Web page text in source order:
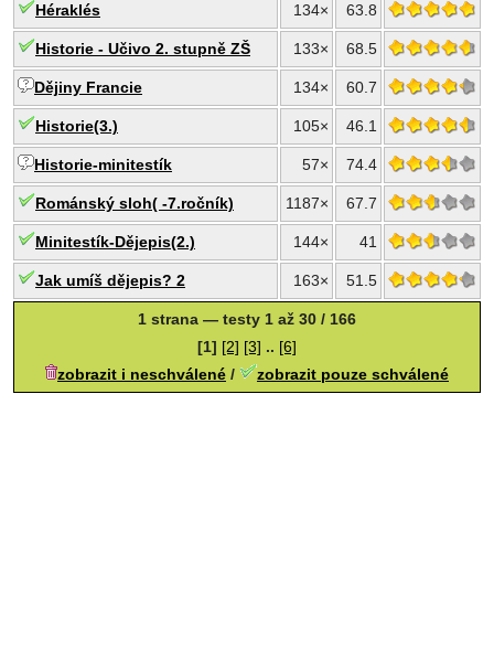
Héraklés 134× 63.8
Historie - Učivo 2. stupně ZŠ 133× 68.5
Dějiny Francie 134× 60.7
Historie(3.) 105× 46.1
Historie-minitestík 57× 74.4
Románský sloh( -7.ročník) 1187× 67.7
Minitestík-Dějepis(2.) 144× 41
Jak umíš dějepis? 2 163× 51.5
1 strana — testy 1 až 30 / 166
[1] [2] [3] .. [6]
zobrazit i neschválené / zobrazit pouze schválené